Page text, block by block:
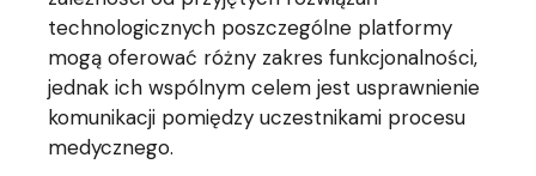
technologicznych poszczególne platformy
mogą oferować różny zakres funkcjonalności,
jednak ich wspólnym celem jest usprawnienie
komunikacji pomiędzy uczestnikami procesu
medycznego.